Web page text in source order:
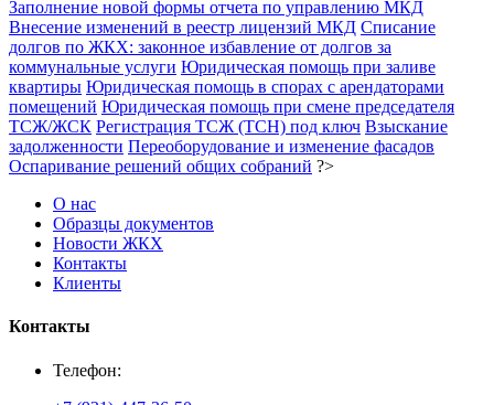
Заполнение новой формы отчета по управлению МКД
Внесение изменений в реестр лицензий МКД Списание
долгов по ЖКХ: законное избавление от долгов за
коммунальные услуги Юридическая помощь при заливе
квартиры Юридическая помощь в спорах с арендаторами
помещений Юридическая помощь при смене председателя
ТСЖ/ЖСК Регистрация ТСЖ (ТСН) под ключ Взыскание
задолженности Переоборудование и изменение фасадов
Оспаривание решений общих собраний ?>
О нас
Образцы документов
Новости ЖКХ
Контакты
Клиенты
Контакты
Телефон: